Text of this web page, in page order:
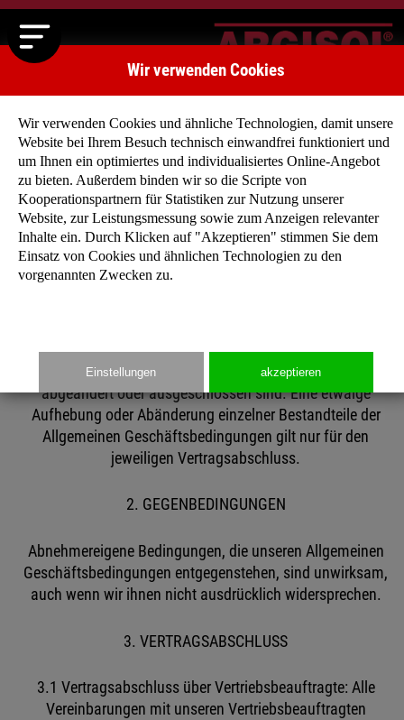
Verkaufs- und Lieferbedingungen für ARGISOL-Produkte (AGB)
1. GELTUNG
angenommen bzw. ausgeführt, sofern diese nicht mit
unserer ausdrücklichen schriftlichen Zustimmung
abgeändert oder ausgeschlossen sind. Eine etwaige
Aufhebung oder Abänderung einzelner Bestandteile der
Allgemeinen Geschäftsbedingungen gilt nur für den
jeweiligen Vertragsabschluss.
2. GEGENBEDINGUNGEN
Abnehmereigene Bedingungen, die unseren Allgemeinen
Geschäftsbedingungen entgegenstehen, sind unwirksam,
auch wenn wir ihnen nicht ausdrücklich widersprechen.
3. VERTRAGSABSCHLUSS
3.1 Vertragsabschluss über Vertriebsbeauftragte: Alle
Vereinbarungen mit unseren Vertriebsbeauftragten
Wir verwenden Cookies
Wir verwenden Cookies und ähnliche Technologien, damit unsere
Website bei Ihrem Besuch technisch einwandfrei funktioniert und
um Ihnen ein optimiertes und individualisiertes Online-Angebot
zu bieten. Außerdem binden wir so die Scripte von
Kooperationspartnern für Statistiken zur Nutzung unserer
Website, zur Leistungsmessung sowie zum Anzeigen relevanter
Inhalte ein. Durch Klicken auf "Akzeptieren" stimmen Sie dem
Einsatz von Cookies und ähnlichen Technologien zu den
vorgenannten Zwecken zu.
Einstellungen akzeptieren